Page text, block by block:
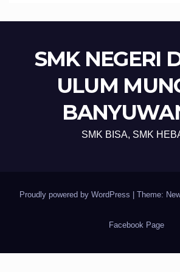
SMK NEGERI
ULUM
SMK BISA, SMK
Proudly powered by WordPress Theme:
Facebook Page